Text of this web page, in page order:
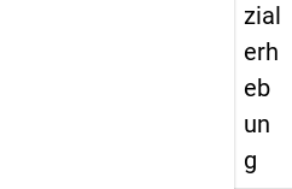
zial
erh
eb
un
g